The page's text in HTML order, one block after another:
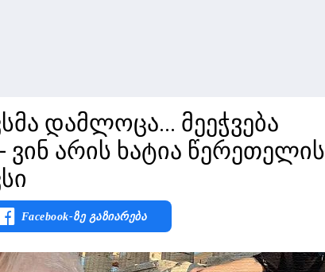
დამლოცა... მეეჭვება
არის ხატია წერეთელის
Facebook-Ზე Გაზიარება